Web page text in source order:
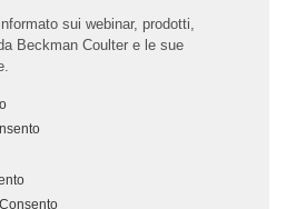
sui webinar, prodotti,
Beckman Coulter e le sue